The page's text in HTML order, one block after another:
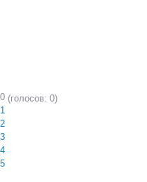
0
1
2
3
4
5
(голосов: 0)